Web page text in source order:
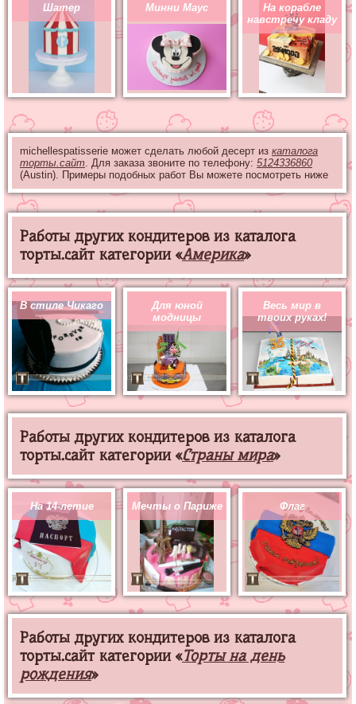
Шатер Минни Маус
На корабле
навстречу кладу
michellespatisserie может сделать любой десерт из каталога
торты.сайт. Для заказа звоните по телефону: 5124336860
(Austin). Примеры подобных работ Вы можете посмотреть ниже
Работы других кондитеров из каталога
торты.сайт категории «Америка»
В стиле Чикаго
Для юной
модницы
Весь мир в
твоих руках!
Работы других кондитеров из каталога
торты.сайт категории «Страны мира»
На 14-летие Мечты о Париже Флаг
Работы других кондитеров из каталога
торты.сайт категории «Торты на день
рождения»